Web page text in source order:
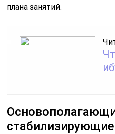
плана занятий.